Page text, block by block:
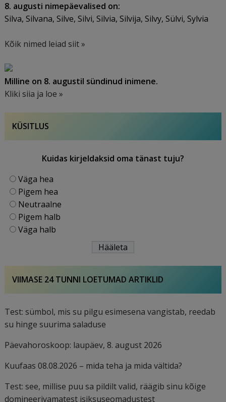
8. augusti nimepäevalised on:
Silva, Silvana, Silve, Silvi, Silvia, Silvija, Silvy, Sülvi, Sylvia
Kõik nimed leiad siit »
Milline on 8. augustil sündinud inimene.
Kliki siia ja loe »
KÜSITLUS
Kuidas kirjeldaksid oma tänast tuju?
Väga hea
Pigem hea
Neutraalne
Pigem halb
Väga halb
VIIMASE 24 TUNNI LOETUMAD ARTIKLID
Test: sümbol, mis su pilgu esimesena vangistab, reedab
su hinge suurima saladuse
Päevahoroskoop: laupäev, 8. august 2026
Kuufaas 08.08.2026 – mida teha ja mida vältida?
Test: see, millise puu sa pildilt valid, räägib sinu kõige
domineerivamatest isiksuseomadustest